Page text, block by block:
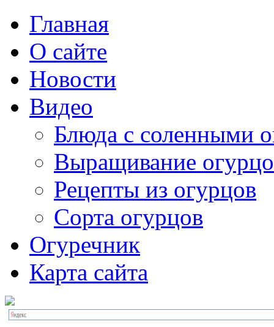
Главная
О сайте
Новости
Видео
Блюда с соленными
Выращивание
Рецепты из огурцов
Сорта огурцов
Огуречник
Карта сайта